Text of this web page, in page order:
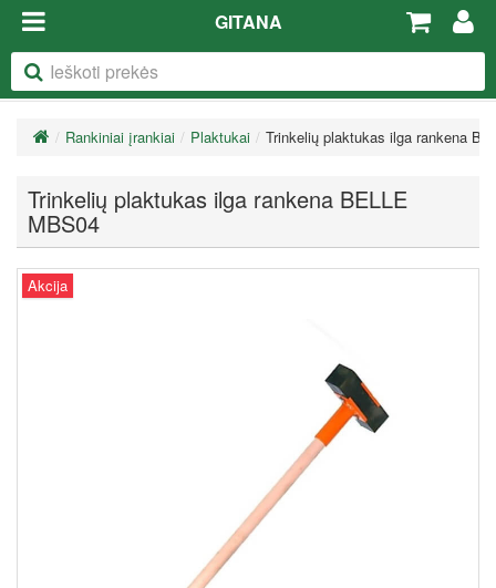
GITANA
Rankiniai įrankiai Plaktukai Trinkelių plaktukas ilga rankena
Trinkelių plaktukas ilga rankena BELLE
MBS04
Akcija